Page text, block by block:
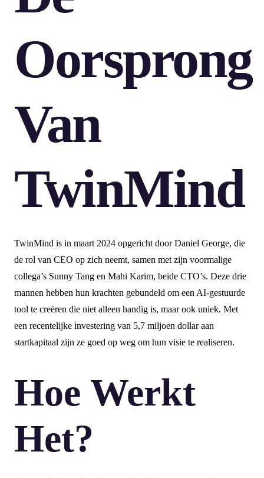
Oorsprong
Van
TwinMind
TwinMind is in maart 2024 opgericht door Daniel George, die
de rol van CEO op zich neemt, samen met zijn voormalige
collega’s Sunny Tang en Mahi Karim, beide CTO’s. Deze drie
mannen hebben hun krachten gebundeld om een AI-gestuurde
tool te creëren die niet alleen handig is, maar ook uniek. Met
een recentelijke investering van 5,7 miljoen dollar aan
startkapitaal zijn ze goed op weg om hun visie te realiseren.
Hoe Werkt
Het?